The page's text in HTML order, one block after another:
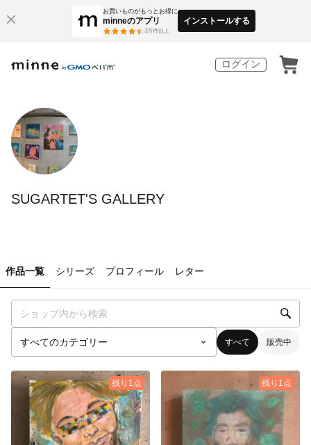
お買いものがもっとお得に
minneのアプリ
3万件以上
インストールする
ログイン
SUGARTET'S GALLERY
作品一覧 シリーズ プロフィール レター
すべて 販売中
残り1点 残り1点